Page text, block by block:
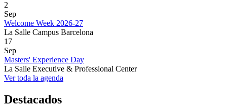
2
Sep
Welcome Week 2026-27
La Salle Campus Barcelona
17
Sep
Masters' Experience Day
La Salle Executive & Professional Center
Ver toda la agenda
Destacados